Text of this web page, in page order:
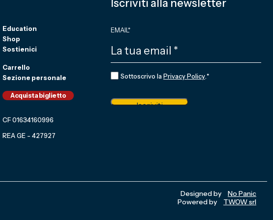
Education
Shop
Sostienici
Carrello
Sezione personale
Acquista biglietto
CF 01634160996
REA GE - 427927
Iscriviti alla newsletter
EMAIL*
CONSENSO*
Sottoscrivo laPrivacy Policy.*
Iscriviti
Designed by
No Panic
Powered by
TWOW srl